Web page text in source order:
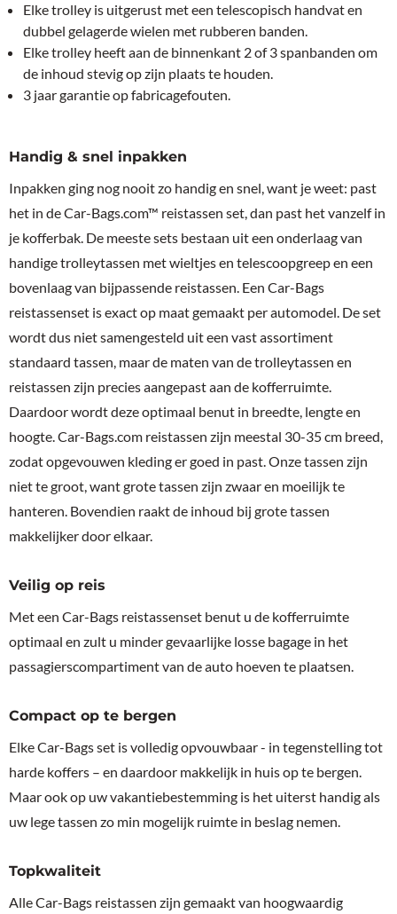
Elke trolley is uitgerust met een telescopisch handvat en
dubbel gelagerde wielen met rubberen banden.
Elke trolley heeft aan de binnenkant 2 of 3 spanbanden om
de inhoud stevig op zijn plaats te houden.
3 jaar garantie op fabricagefouten.
Handig & snel inpakken
Inpakken ging nog nooit zo handig en snel, want je weet: past
het in de Car-Bags.com™ reistassen set, dan past het vanzelf in
je kofferbak. De meeste sets bestaan uit een onderlaag van
handige trolleytassen met wieltjes en telescoopgreep en een
bovenlaag van bijpassende reistassen. Een Car-Bags
reistassenset is exact op maat gemaakt per automodel. De set
wordt dus niet samengesteld uit een vast assortiment
standaard tassen, maar de maten van de trolleytassen en
reistassen zijn precies aangepast aan de kofferruimte.
Daardoor wordt deze optimaal benut in breedte, lengte en
hoogte. Car-Bags.com reistassen zijn meestal 30-35 cm breed,
zodat opgevouwen kleding er goed in past. Onze tassen zijn
niet te groot, want grote tassen zijn zwaar en moeilijk te
hanteren. Bovendien raakt de inhoud bij grote tassen
makkelijker door elkaar.
Veilig op reis
Met een Car-Bags reistassenset benut u de kofferruimte
optimaal en zult u minder gevaarlijke losse bagage in het
passagierscompartiment van de auto hoeven te plaatsen.
Compact op te bergen
Elke Car-Bags set is volledig opvouwbaar - in tegenstelling tot
harde koffers – en daardoor makkelijk in huis op te bergen.
Maar ook op uw vakantiebestemming is het uiterst handig als
uw lege tassen zo min mogelijk ruimte in beslag nemen.
Topkwaliteit
Alle Car-Bags reistassen zijn gemaakt van hoogwaardig